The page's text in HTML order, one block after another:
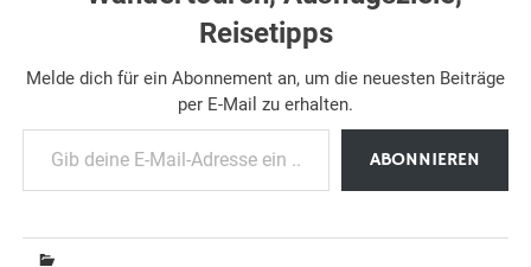
Reisetipps
Melde dich für ein Abonnement an, um die neuesten Beiträge
per E-Mail zu erhalten.
Gib deine E-Mail-Adresse ein ...
ABONNIEREN